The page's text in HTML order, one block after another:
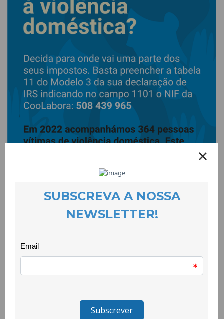
EVENTOS
23 March 2023
total de 1663 euros, esta missão ficou mais fácil. Este ano
queremos continuar a contar com a generosidade das